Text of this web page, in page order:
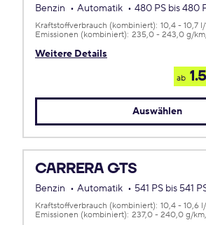
Benzin Automatik 480 PS bis 480
Weitere Details
Kraftstoffverbrauch (kombiniert): 10,4 - 10,7
Emissionen (kombiniert): 235,0 - 243,0 g/km
ab
Auswählen
CARRERA GTS
Benzin Automatik 541 PS bis 541
Kraftstoffverbrauch (kombiniert): 10,4 - 10,6
Emissionen (kombiniert): 237,0 - 240,0 g/km